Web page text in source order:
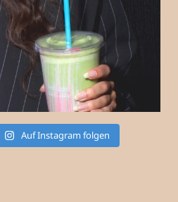
Auf Instagram folgen